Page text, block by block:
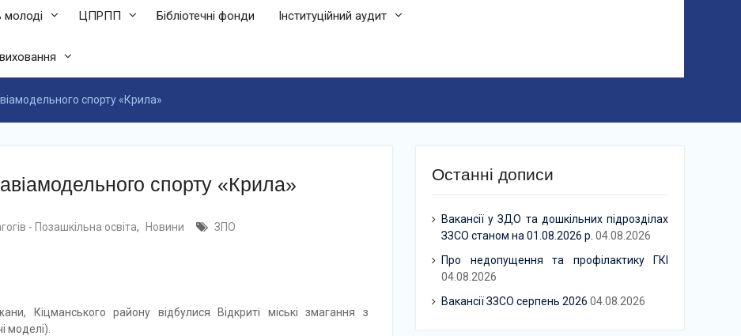
молоді ЦПРПП Бібліотечні фонди Інституційний аудит
спорту «Крила»
авіамодельного спорту «Крила»
- Позашкільна освіта, Новини ЗПО
Кіцманського району відбулися Відкриті міські змагання з
моделі).
Останні дописи
Вакансії у ЗДО та дошкільних підрозділах
ЗЗСО станом на 01.08.2026 р. 04.08.2026
Про недопущення та профілактику ГКІ
04.08.2026
Вакансії ЗЗСО серпень 2026 04.08.2026